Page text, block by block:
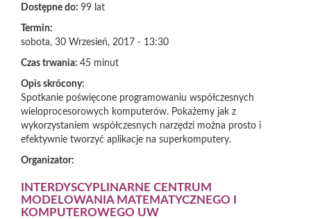
Dostępne do: 99 lat
Termin:
sobota, 30 Wrzesień, 2017 - 13:30
Czas trwania: 45 minut
Opis skrócony:
Spotkanie poświęcone programowaniu współczesnych
wieloprocesorowych komputerów. Pokażemy jak z
wykorzystaniem współczesnych narzędzi można prosto i
efektywnie tworzyć aplikacje na superkomputery.
Organizator:
INTERDYSCYPLINARNE CENTRUM
MODELOWANIA MATEMATYCZNEGO I
KOMPUTEROWEGO UW